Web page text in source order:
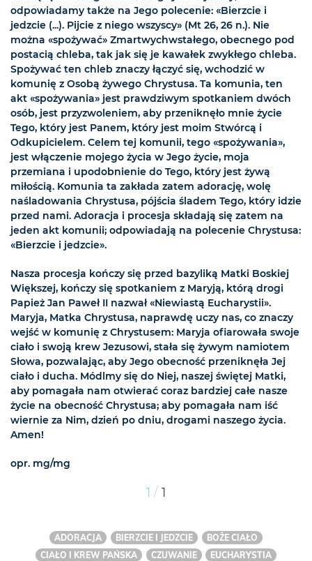
odpowiadamy także na Jego polecenie: «Bierzcie i
jedzcie (...). Pijcie z niego wszyscy» (Mt 26, 26 n.). Nie
można «spożywać» Zmartwychwstałego, obecnego pod
postacią chleba, tak jak się je kawałek zwykłego chleba.
Spożywać ten chleb znaczy łączyć się, wchodzić w
komunię z Osobą żywego Chrystusa. Ta komunia, ten
akt «spożywania» jest prawdziwym spotkaniem dwóch
osób, jest przyzwoleniem, aby przeniknęło mnie życie
Tego, który jest Panem, który jest moim Stwórcą i
Odkupicielem. Celem tej komunii, tego «spożywania»,
jest włączenie mojego życia w Jego życie, moja
przemiana i upodobnienie do Tego, który jest żywą
miłością. Komunia ta zakłada zatem adorację, wolę
naśladowania Chrystusa, pójścia śladem Tego, który idzie
przed nami. Adoracja i procesja składają się zatem na
jeden akt komunii; odpowiadają na polecenie Chrystusa:
«Bierzcie i jedzcie».
Nasza procesja kończy się przed bazyliką Matki Boskiej
Większej, kończy się spotkaniem z Maryją, którą drogi
Papież Jan Paweł II nazwał «Niewiastą Eucharystii».
Maryja, Matka Chrystusa, naprawdę uczy nas, co znaczy
wejść w komunię z Chrystusem: Maryja ofiarowała swoje
ciało i swoją krew Jezusowi, stała się żywym namiotem
Słowa, pozwalając, aby Jego obecność przeniknęła Jej
ciało i ducha. Módlmy się do Niej, naszej świętej Matki,
aby pomagała nam otwierać coraz bardziej całe nasze
życie na obecność Chrystusa; aby pomagała nam iść
wiernie za Nim, dzień po dniu, drogami naszego życia.
Amen!
opr. mg/mg
1 / 1
ADORACJA BIERZCIE I JEDZCIE
BOŻE CIAŁO
CIAŁO I KREW PAŃSKA
CZUWANIE
EUCHARYSTIA